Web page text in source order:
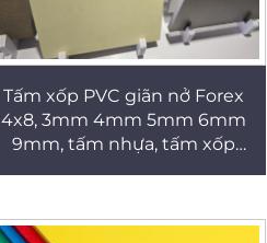
Tấm xốp PVC giãn nở Forex
4x8, 3mm 4mm 5mm 6mm
9mm, tấm nhựa, tấm xốp